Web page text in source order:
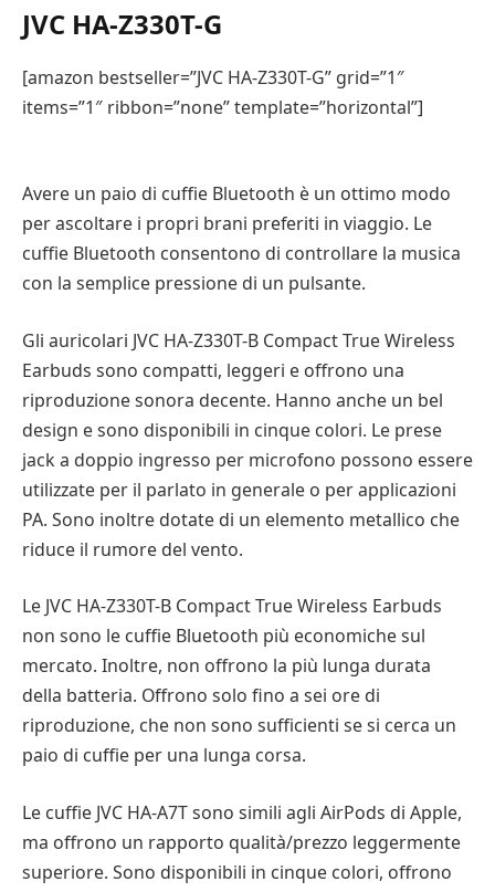
JVC HA-Z330T-G
[amazon bestseller=”JVC HA-Z330T-G” grid=”1″
items=”1″ ribbon=”none” template=”horizontal”]
Avere un paio di cuffie Bluetooth è un ottimo modo
per ascoltare i propri brani preferiti in viaggio. Le
cuffie Bluetooth consentono di controllare la musica
con la semplice pressione di un pulsante.
Gli auricolari JVC HA-Z330T-B Compact True Wireless
Earbuds sono compatti, leggeri e offrono una
riproduzione sonora decente. Hanno anche un bel
design e sono disponibili in cinque colori. Le prese
jack a doppio ingresso per microfono possono essere
utilizzate per il parlato in generale o per applicazioni
PA. Sono inoltre dotate di un elemento metallico che
riduce il rumore del vento.
Le JVC HA-Z330T-B Compact True Wireless Earbuds
non sono le cuffie Bluetooth più economiche sul
mercato. Inoltre, non offrono la più lunga durata
della batteria. Offrono solo fino a sei ore di
riproduzione, che non sono sufficienti se si cerca un
paio di cuffie per una lunga corsa.
Le cuffie JVC HA-A7T sono simili agli AirPods di Apple,
ma offrono un rapporto qualità/prezzo leggermente
superiore. Sono disponibili in cinque colori, offrono